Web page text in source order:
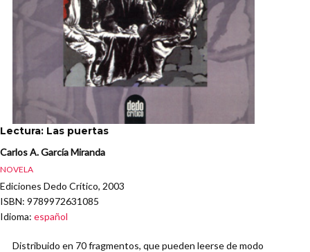
Lectura: Las puertas
Carlos A. García Miranda
NOVELA
Ediciones Dedo Crítico, 2003
ISBN: 9789972631085
Idioma: español
Distribuido en 70 fragmentos, que pueden leerse de modo